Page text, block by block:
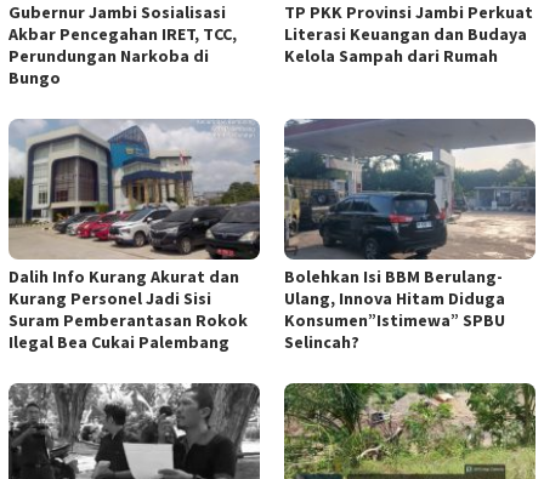
Gubernur Jambi Sosialisasi
Akbar Pencegahan IRET, TCC,
Perundungan Narkoba di
Bungo
TP PKK Provinsi Jambi Perkuat
Literasi Keuangan dan Budaya
Kelola Sampah dari Rumah
Dalih Info Kurang Akurat dan
Kurang Personel Jadi Sisi
Suram Pemberantasan Rokok
Ilegal Bea Cukai Palembang
Bolehkan Isi BBM Berulang-
Ulang, Innova Hitam Diduga
Konsumen”Istimewa” SPBU
Selincah?